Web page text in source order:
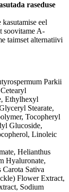
raseduse
eel
soovitame A-
taimset alternatiivi
Parkii
Ethylhexyl
Stearate,
Tocopheryl
Glucoside,
Linoleic
Helianthus
Hyaluronate,
Sativa
Flower Extract,
Sodium